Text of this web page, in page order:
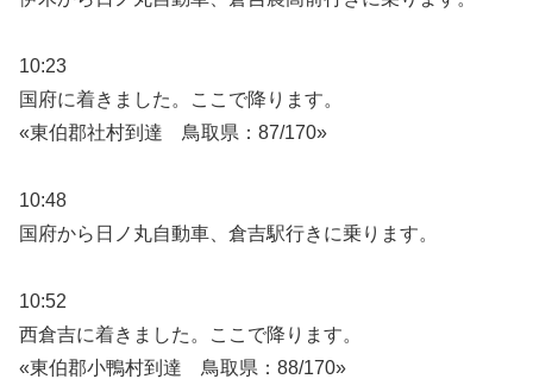
10:23
国府に着きました。ここで降ります。
«東伯郡社村到達 鳥取県：87/170»
10:48
国府から日ノ丸自動車、倉吉駅行きに乗ります。
10:52
西倉吉に着きました。ここで降ります。
«東伯郡小鴨村到達 鳥取県：88/170»